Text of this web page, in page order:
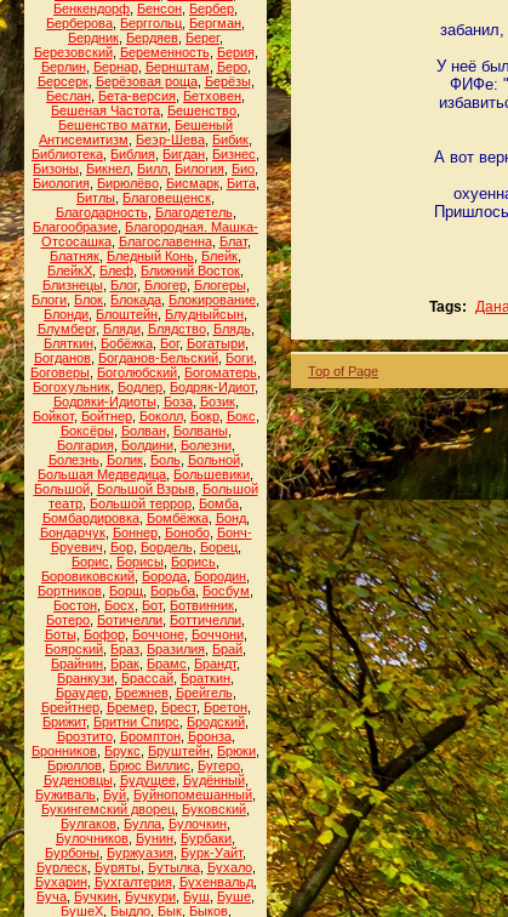
Бенкендорф Бенсон Бербер
Берберова Берггольц Бергман
Бердник Бердяев Берег,
Березовский, Беременность, Берия,
Берлин, Бернар, Бернштам Беро,
Берсерк, Берёзовая роща, Берёзы,
Беслан Бета-версия Бетховен
Бешеная Частота Бешенство
Бешенство матки Бешеный
Антисемитизм
Беэр-Шева Бибик
Библиотека Библия Бигдан Бизнес
Бизоны Бикнел Билл Билогия Био
Биология, Бирюлёво, Бисмарк, Бита,
Битлы Благовещенск
Благодарность, Благодетель,
Благообразие Благородная. Машка-
Отсосашка, Благославенна, Блат,
Блатняк Бледный Конь Блейк
БлейкХ Блеф Ближний Восток
Близнецы, Блог, Блогер, Блогеры,
Блоги Блок Блокада Блокирование
Блонди Блоштейн Блудныйсын
Блумберг, Бляди, Блядство, Блядь,
Бляткин, Бобёжка, Бог, Богатыри,
Богданов Богданов-Бельский Боги
Боговеры Боголюбский Богоматерь
Богохульник Бодлер Бодряк-Идиот,
Бодряки-Идиоты, Боза, Бозик,
Бойкот, Бойтнер, Боколл, Бокр, Бокс
Боксёры, Болван, Болваны,
Болгария, Болдини, Болезни,
Болезнь, Болик, Боль, Больной,
Большая Медведица Большевики
Большой, Большой Взрыв, Большой
театр Большой террор Бомба
Бомбардировка, Бомбёжка, Бонд,
Бондарчук, Боннер, Бонобо, Бонч-
Бруевич
Бор, Бордель, Борец,
Борис
Борисы Борись
Боровиковский Борода Бородин
Бортников Борщ Борьба Босбум
Бостон Босх Бот, Ботвинник
Ботеро Ботичелли Боттичелли
Боты, Бофор, Боччоне, Боччони,
Боярский Браз Бразилия Брай
Брайнин Брак Брамс Брандт,
Бранкузи Брассай Браткин
Браудер, Брежнев, Брейгель,
Брейтнер, Бремер, Брест, Бретон,
Брижит, Бритни Спирс Бродский
Брозтито, Бромптон, Бронза,
Бронников Брукс Бруштейн Брюки
Брюллов Брюс Виллис Бугеро
Буденовцы, Будущее, Будённый,
Буживаль Буй Буйнопомешанный
Букингемский дворец Буковский
Булгаков Булла Булочкин
Булочников Бунин Бурбаки
Бурбоны Буржуазия Бурк-Уайт,
Бурлеск, Буряты, Бутылка, Бухало,
Бухарин, Бухгалтерия, Бухенвальд,
Буча Бучкин Бучкури Буш Буше
БушеХ, Быдло, Бык, Быков,
У неё
ФИФе:
А вот
Tags:
Top of Page